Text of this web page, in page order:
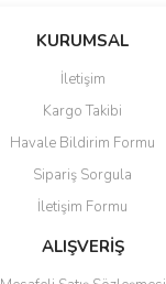
KURUMSAL
İletişim
Kargo Takibi
Havale Bildirim Formu
Sipariş Sorgula
İletişim Formu
ALIŞVERİŞ